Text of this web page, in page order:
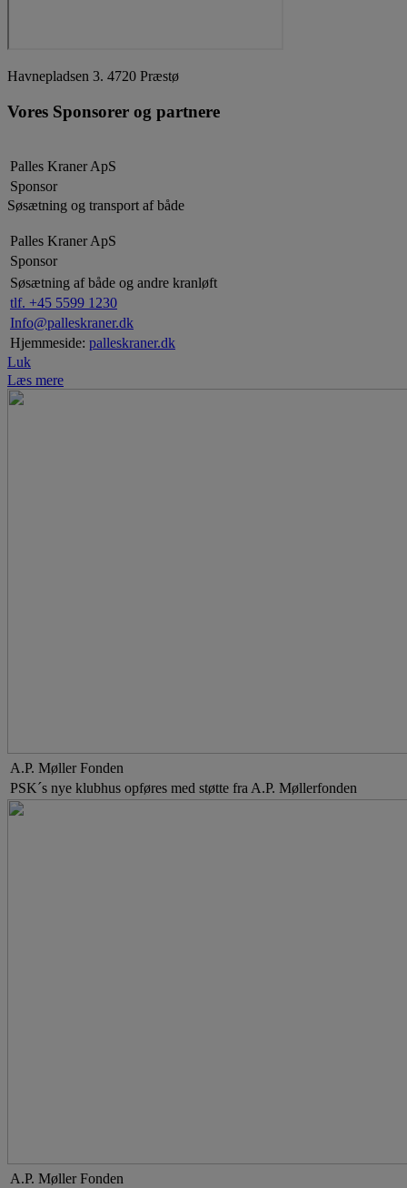
Havnepladsen 3. 4720 Præstø
Vores Sponsorer og partnere
Palles Kraner ApS
Sponsor
Søsætning og transport af både
Palles Kraner ApS
Sponsor
Søsætning af både og andre kranløft
tlf. +45 5599 1230
Info@palleskraner.dk
Hjemmeside: palleskraner.dk
Luk
Læs mere
A.P. Møller Fonden
PSK´s nye klubhus opføres med støtte fra A.P. Møllerfonden
A.P. Møller Fonden